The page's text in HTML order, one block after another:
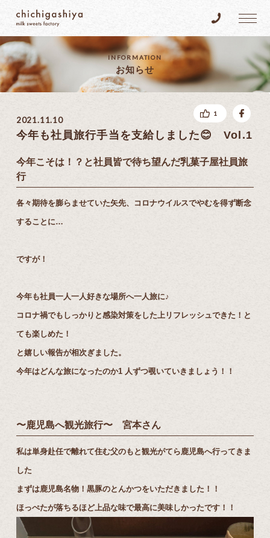
乳菓子屋 Tel.096-
INFORMATION
お知らせ
2021.11.10
今年も社員旅行手当を支給しました😊 Vol.1
今年こそは！？と社員皆で待ち望んだ乳菓子屋社員旅
行
各々期待を膨らませていた矢先、コロナウイルスでやむを得ず断念
することに…
ですが！
今年も社員一人一人好きな場所へ一人旅に♪
コロナ禍でもしっかりと感染対策をした上リフレッシュできた！と
ても楽しめた！
と嬉しい報告が相次ぎました。
今年はどんな旅になったのか1 人ずつ覗いていきましょう！！
〜鹿児島へ観光旅行〜 宮本さん
私は単身赴任で離れて住む父のもと観光がてら鹿児島へ行ってきま
した
まずは鹿児島名物！黒豚のとんかつをいただきました！！
ほっぺたが落ちるほど上品な味で最高に美味しかったです！！
1